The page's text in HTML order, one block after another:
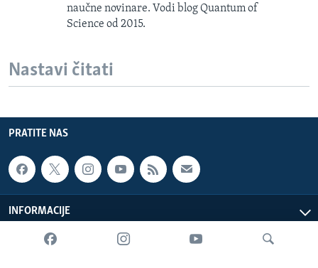
naučne novinare. Vodi blog Quantum of
Science od 2015.
Nastavi čitati
PRATITE NAS
INFORMACIJE
SADRŽAJ